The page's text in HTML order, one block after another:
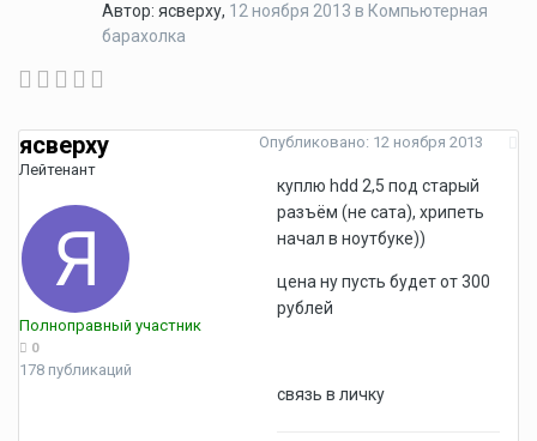
Автор: ясверху, 12 ноября 2013 в Компьютерная
барахолка
ясверху
Лейтенант
Полноправный участник
0
178 публикаций
Опубликовано: 12 ноября 2013
куплю hdd 2,5 под старый
разъём (не сата), хрипеть
начал в ноутбуке))
цена ну пусть будет от 300
рублей
связь в личку